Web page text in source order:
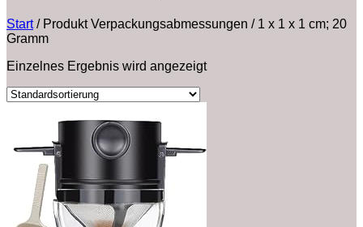
Start /Produkt Verpackungsabmessungen /‎1 x 1 x 1 cm; 20
Gramm
Einzelnes Ergebnis wird angezeigt